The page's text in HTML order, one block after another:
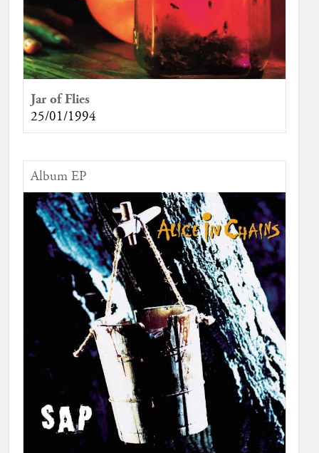
Jar of Flies
25/01/1994
Album EP